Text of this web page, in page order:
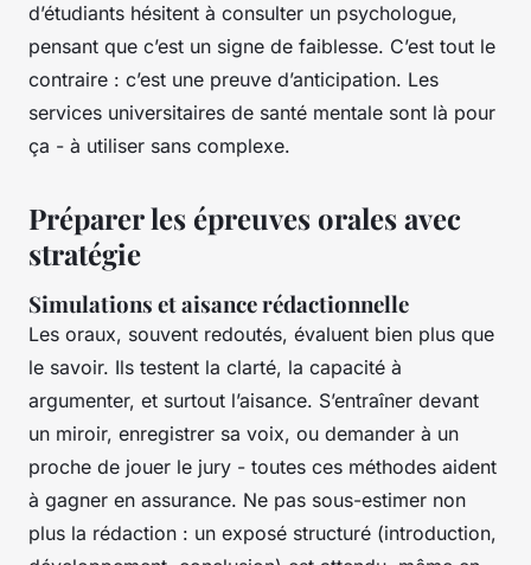
d’étudiants hésitent à consulter un psychologue,
pensant que c’est un signe de faiblesse. C’est tout le
contraire : c’est une preuve d’anticipation. Les
services universitaires de santé mentale sont là pour
ça - à utiliser sans complexe.
Préparer les épreuves orales avec
stratégie
Simulations et aisance rédactionnelle
Les oraux, souvent redoutés, évaluent bien plus que
le savoir. Ils testent la clarté, la capacité à
argumenter, et surtout l’aisance. S’entraîner devant
un miroir, enregistrer sa voix, ou demander à un
proche de jouer le jury - toutes ces méthodes aident
à gagner en assurance. Ne pas sous-estimer non
plus la rédaction : un exposé structuré (introduction,